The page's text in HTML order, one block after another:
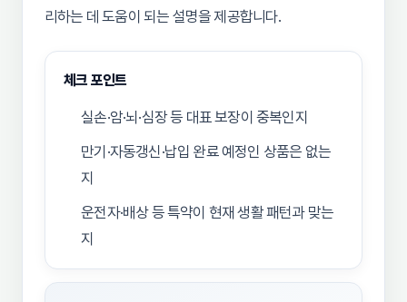
리하는 데 도움이 되는 설명을 제공합니다.
체크 포인트
실손·암·뇌·심장 등 대표 보장이 중복인지
만기·자동갱신·납입 완료 예정인 상품은 없는
지
운전자·배상 등 특약이 현재 생활 패턴과 맞는
지